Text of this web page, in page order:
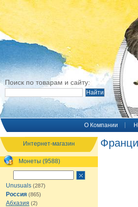
Поиск по товарам и сайту:
O Компании
Интернет-магазин
Монеты (9588)
Unusuals (287)
Россия (865)
Абхазия (2)